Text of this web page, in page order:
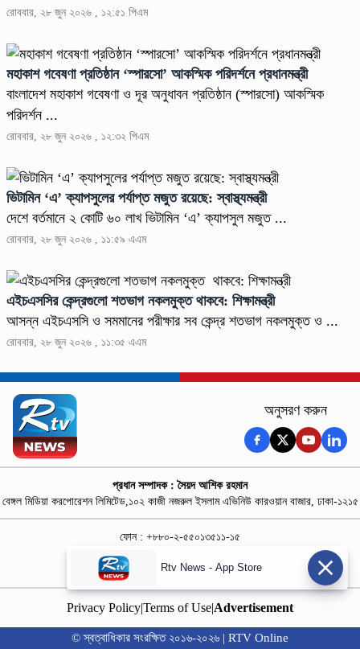
রোববার, ২৮ জুন ২০২৬ , ১২:৫১ পিএম
মহাকাশ গবেষণা প্রতিষ্ঠান ‘স্পারসো’ আকস্মিক পরিদর্শনে প্রধানমন্ত্রী
বাংলাদেশ মহাকাশ গবেষণা ও দূর অনুধাবন প্রতিষ্ঠান (স্পারসো) আকস্মিক
পরিদর্শন ...
রোববার, ২৮ জুন ২০২৬ , ১২:৩২ পিএম
ভিটামিন ‘এ’ ক্যাপসুলের পর্যাপ্ত মজুত রয়েছে: স্বাস্থ্যমন্ত্রী
দেশে বর্তমানে ২ কোটি ৬০ লাখ ভিটামিন ‘এ’ ক্যাপসুল মজুত ...
রোববার, ২৮ জুন ২০২৬ , ১১:৫৯ এএম
এইচএসসির কেন্দ্রগুলো শতভাগ নকলমুক্ত থাকবে: শিক্ষামন্ত্রী
আসন্ন এইচএসসি ও সমমানের পরীক্ষার সব কেন্দ্র শতভাগ নকলমুক্ত ও ...
রোববার, ২৮ জুন ২০২৬ , ১১:৩৫ এএম
অনুসরণ করুন
প্রধান সম্পাদক : সৈয়দ আশিক রহমান
বেঙ্গল মিডিয়া করপোরেশন লিমিটেড,১০২ কাজী নজরুল ইসলাম এভিনিউ কারওয়ান বাজার, ঢাকা-১২১৫
ফোন : +৮৮০-২-৫৫০১৩৫১১-১৫
বিজ্ঞাপন :
rtvdigitalad@gmail.com
Privacy Policy|Terms of Use|Advertisement
© স্বত্বাধিকার সংরক্ষিত ২০১৬-২০২৬ | RTV Online
Rtv News - App Store